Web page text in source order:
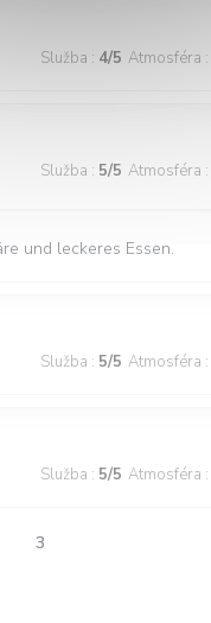
Služba : 4/5 Atmosféra :
Služba : 5/5 Atmosféra :
und leckeres Essen.
Služba : 5/5 Atmosféra :
Služba : 5/5 Atmosféra :
3